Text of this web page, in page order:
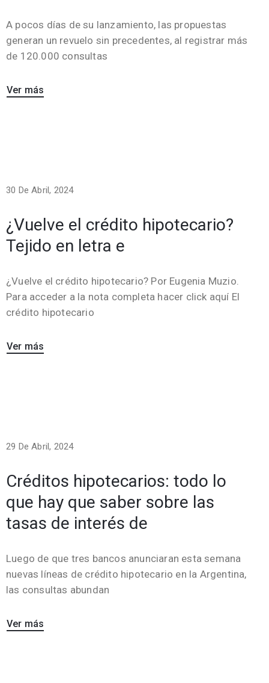
A pocos días de su lanzamiento, las propuestas
generan un revuelo sin precedentes, al registrar más
de 120.000 consultas
Ver más
30 De Abril, 2024
¿Vuelve el crédito hipotecario?
Tejido en letra e
¿Vuelve el crédito hipotecario? Por Eugenia Muzio.
Para acceder a la nota completa hacer click aquí El
crédito hipotecario
Ver más
29 De Abril, 2024
Créditos hipotecarios: todo lo
que hay que saber sobre las
tasas de interés de
Luego de que tres bancos anunciaran esta semana
nuevas líneas de crédito hipotecario en la Argentina,
las consultas abundan
Ver más